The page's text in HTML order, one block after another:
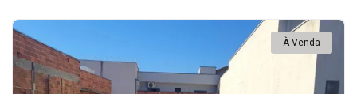
À Venda